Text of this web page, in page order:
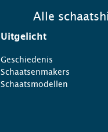
Alle
Uitgelicht
Geschiedenis
Schaatsenmakers
Schaatsmodellen